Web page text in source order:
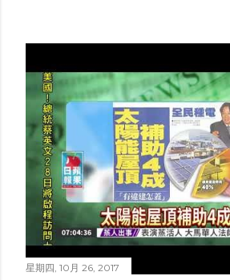
星期四, 10月 26, 2017